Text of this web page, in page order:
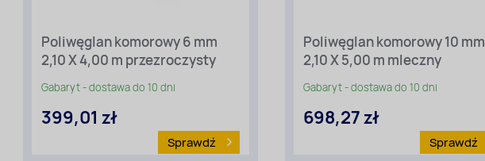
Poliwęglan komorowy 6 mm
2,10 X 4,00 m przezroczysty
Gabaryt - dostawa do 10 dni
399,01 zł
Sprawdź
Długość
4
[m]:
2,10
Poliwęglan komorowy 10 mm
2,10 X 5,00 m mleczny
Gabaryt - dostawa do 10 dni
698,27 zł
Sprawdź
Długość
5
[m]:
2,10